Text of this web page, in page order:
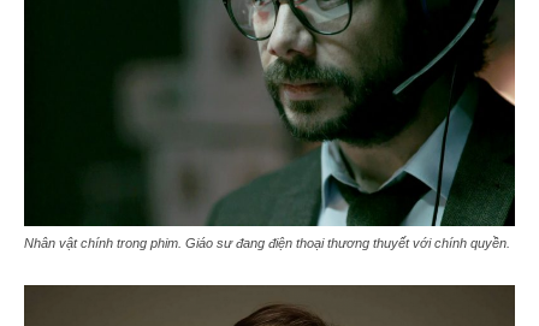
Nhân vật chính trong phim. Giáo sư đang điện thoại thương thuyết với chính quyền.